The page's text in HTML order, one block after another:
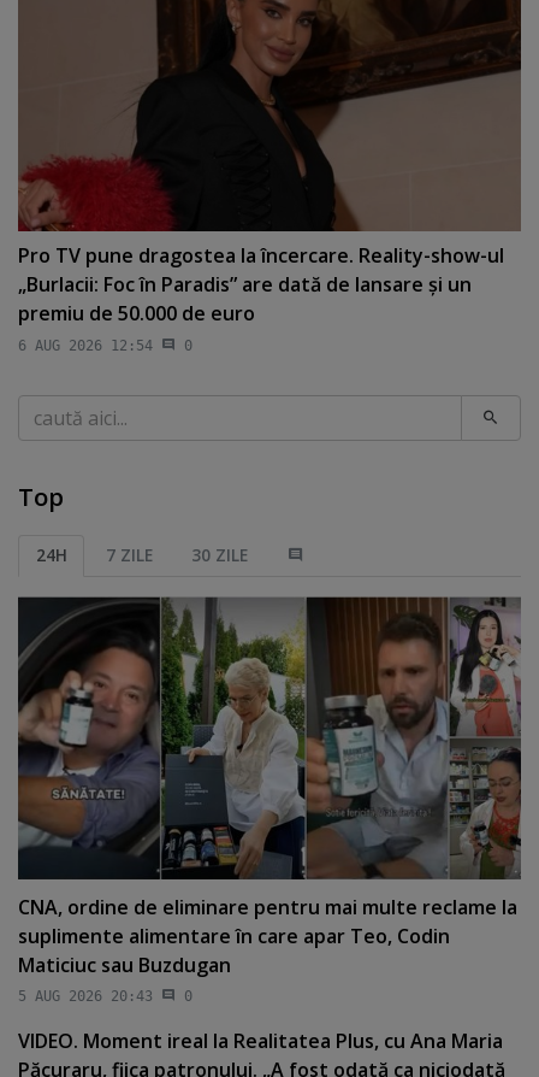
Pro TV pune dragostea la încercare. Reality-show-ul
„Burlacii: Foc în Paradis” are dată de lansare şi un
premiu de 50.000 de euro
6 AUG 2026 12:54 0
Caută
Top
24H 7 ZILE 30 ZILE
CNA, ordine de eliminare pentru mai multe reclame la
suplimente alimentare în care apar Teo, Codin
Maticiuc sau Buzdugan
5 AUG 2026 20:43 0
VIDEO. Moment ireal la Realitatea Plus, cu Ana Maria
Păcuraru, fiica patronului. „A fost odată ca niciodată